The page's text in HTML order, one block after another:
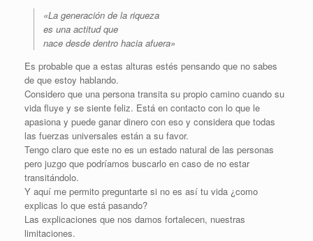
«La generación de la riqueza
es una actitud que
nace desde dentro hacia afuera»
Es probable que a estas alturas estés pensando que no sabes
de que estoy hablando.
Considero que una persona transita su propio camino cuando su
vida fluye y se siente feliz. Está en contacto con lo que le
apasiona y puede ganar dinero con eso y considera que todas
las fuerzas universales están a su favor.
Tengo claro que este no es un estado natural de las personas
pero juzgo que podríamos buscarlo en caso de no estar
transitándolo.
Y aquí me permito preguntarte si no es así tu vida ¿como
explicas lo que está pasando?
Las explicaciones que nos damos fortalecen, nuestras
limitaciones.